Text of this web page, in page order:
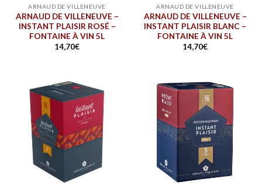
ARNAUD DE VILLENEUVE
ARNAUD DE VILLENEUVE –
INSTANT PLAISIR ROSÉ –
FONTAINE À VIN 5L
14,70€
ARNAUD DE VILLENEUVE
ARNAUD DE VILLENEUVE –
INSTANT PLAISIR BLANC –
FONTAINE À VIN 5L
14,70€